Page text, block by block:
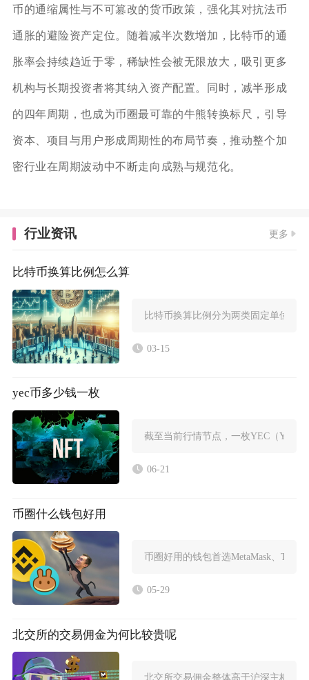
币的通缩属性与不可篡改的货币政策，强化其对抗法币
通胀的避险资产定位。随着减半次数增加，比特币的通
胀率会持续趋近于零，稀缺性会被无限放大，吸引更多
机构与长期投资者将其纳入资产配置。同时，减半形成
的四年周期，也成为币圈最可靠的牛熊转换标尺，引导
资本、项目与用户形成周期性的布局节奏，推动整个加
密行业在周期波动中不断走向成熟与规范化。
行业资讯 更多
比特币换算比例怎么算
比特币换算比例分为两类固定单位换
03-15
yec币多少钱一枚
截至当前行情节点，一枚YEC（
06-21
币圈什么钱包好用
币圈好用的钱包首选MetaMask、
05-29
北交所的交易佣金为何比较贵呢
北交所交易佣金整体高于沪深主板市